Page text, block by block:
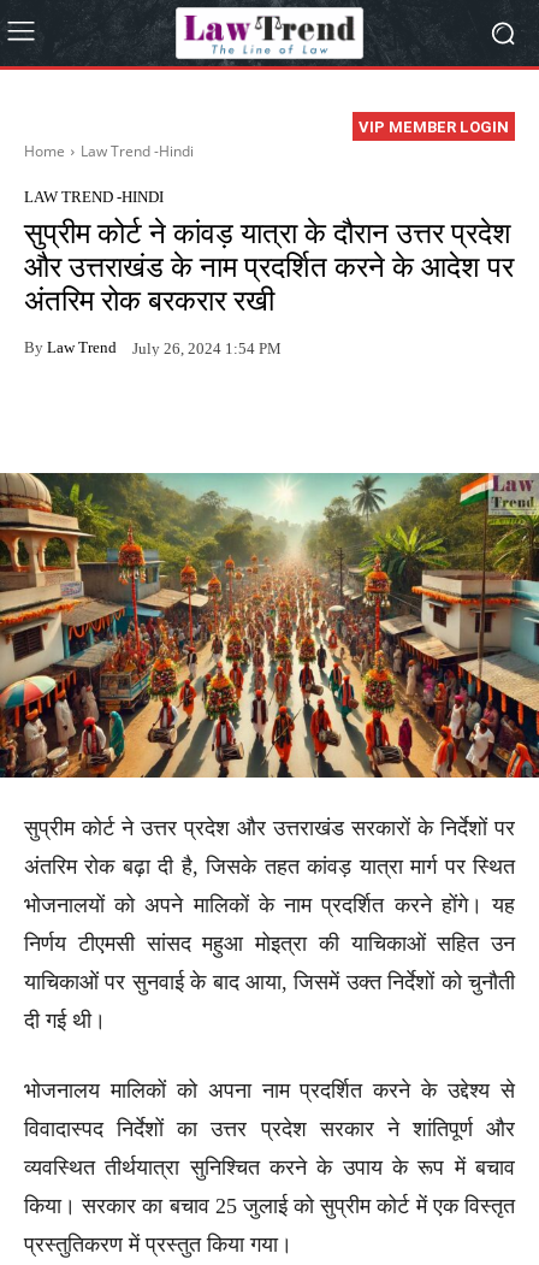
VIP MEMBER LOGIN
Home Law Trend -Hindi
LAW TREND -HINDI
सुप्रीम कोर्ट ने कांवड़ यात्रा के दौरान उत्तर प्रदेश
और उत्तराखंड के नाम प्रदर्शित करने के आदेश पर
अंतरिम रोक बरकरार रखी
By Law Trend July 26, 2024 1:54 PM
सुप्रीम कोर्ट ने उत्तर प्रदेश और उत्तराखंड सरकारों के निर्देशों पर
अंतरिम रोक बढ़ा दी है, जिसके तहत कांवड़ यात्रा मार्ग पर स्थित
भोजनालयों को अपने मालिकों के नाम प्रदर्शित करने होंगे। यह
निर्णय टीएमसी सांसद महुआ मोइत्रा की याचिकाओं सहित उन
याचिकाओं पर सुनवाई के बाद आया, जिसमें उक्त निर्देशों को चुनौती
दी गई थी।
भोजनालय मालिकों को अपना नाम प्रदर्शित करने के उद्देश्य से
विवादास्पद निर्देशों का उत्तर प्रदेश सरकार ने शांतिपूर्ण और
व्यवस्थित तीर्थयात्रा सुनिश्चित करने के उपाय के रूप में बचाव
किया। सरकार का बचाव 25 जुलाई को सुप्रीम कोर्ट में एक विस्तृत
प्रस्तुतिकरण में प्रस्तुत किया गया।